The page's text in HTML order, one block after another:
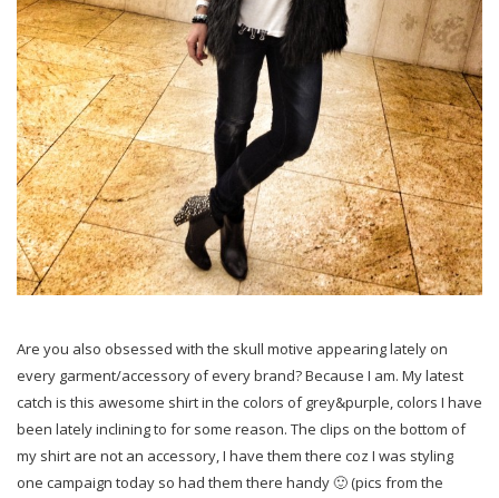
Are you also obsessed with the skull motive appearing lately on
every garment/accessory of every brand? Because I am. My latest
catch is this awesome shirt in the colors of grey&purple, colors I have
been lately inclining to for some reason. The clips on the bottom of
my shirt are not an accessory, I have them there coz I was styling
one campaign today so had them there handy 🙂 (pics from the